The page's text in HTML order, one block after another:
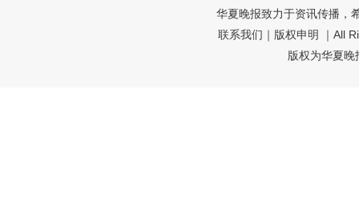
华夏晚报致力于资讯传播，
联系我们 ｜ 版权申明 ｜All
版权为华夏